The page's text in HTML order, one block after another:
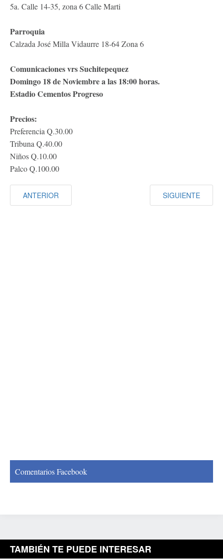
5a. Calle 14-35, zona 6 Calle Marti
Parroquia
Calzada José Milla Vidaurre 18-64 Zona 6
Comunicaciones vrs Suchitepequez
Domingo 18 de Noviembre a las 18:00 horas.
Estadio Cementos Progreso
Precios:
Preferencia Q.30.00
Tribuna Q.40.00
Niños Q.10.00
Palco Q.100.00
ANTERIOR SIGUIENTE
Comentarios Facebook
TAMBIÉN TE PUEDE INTERESAR